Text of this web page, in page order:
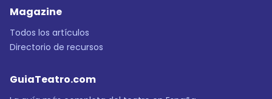
Magazine
Todos los artículos
Directorio de recursos
GuiaTeatro.com